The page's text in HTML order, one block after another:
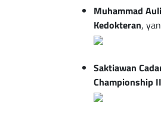
Muhammad
Kedokteran,
Saktiawan
Championship